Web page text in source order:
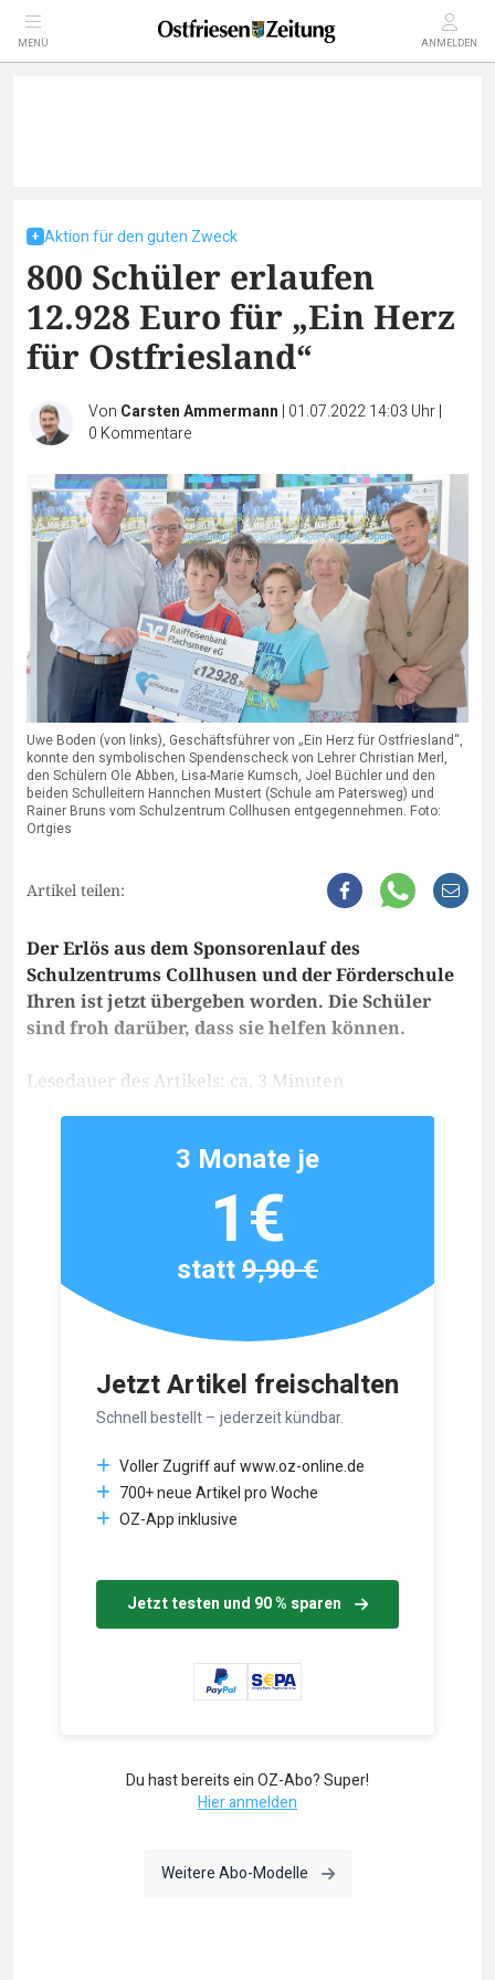
MENÜ ANMELDEN
Aktion für den guten Zweck
800 Schüler erlaufen
12.928 Euro für „Ein Herz
für Ostfriesland“
Von Carsten Ammermann | 01.07.2022 14:03 Uhr|
0 Kommentare
Uwe Boden (von links), Geschäftsführer von „Ein Herz für Ostfriesland“,
konnte den symbolischen Spendenscheck von Lehrer Christian Merl,
den Schülern Ole Abben, Lisa-Marie Kumsch, Joel Büchler und den
beiden Schulleitern Hannchen Mustert (Schule am Patersweg) und
Rainer Bruns vom Schulzentrum Collhusen entgegennehmen. Foto:
Ortgies
Artikel teilen:
Der Erlös aus dem Sponsorenlauf des
Schulzentrums Collhusen und der Förderschule
Ihren ist jetzt übergeben worden. Die Schüler
sind froh darüber, dass sie helfen können.
Lesedauer des Artikels: ca. 3 Minuten
Jetzt Artikel freischalten
Schnell bestellt – jederzeit kündbar.
Voller Zugriff auf www.oz-online.de
700+ neue Artikel pro Woche
OZ-App inklusive
Jetzt testen und 90 % sparen
3 Monate je
1€
statt9,90 €
Du hast bereits ein OZ-Abo? Super!
Hier anmelden
Weitere Abo-Modelle